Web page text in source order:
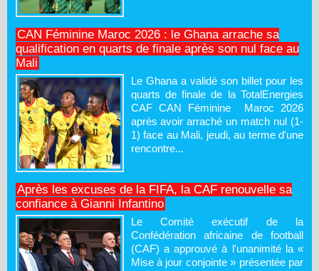
CAN Féminine Maroc 2026 : le Ghana arrache sa
qualification en quarts de finale après son nul face au
Mali
Le Ghana a validé son billet pour les
quarts de finale de la TotalEnergies
CAF CAN Féminine Maroc 2026
après avoir arraché un match nul (1-
1) face au Mali, jeudi, au terme d'une
rencontre...
Après les excuses de la FIFA, la CAF renouvelle sa
confiance à Gianni Infantino
Le Comité exécutif de la
Confédération africaine de football
(CAF) a approuvé à l'unanimité la «
Mise à jour conjointe » présentée par